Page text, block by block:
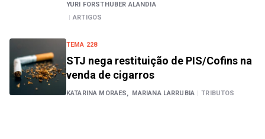
YURI FORSTHUBER ALANDIA
| ARTIGOS
TEMA 228
STJ nega restituição de PIS/Cofins na
venda de cigarros
KATARINA MORAES, MARIANA LARRUBIA | TRIBUTOS